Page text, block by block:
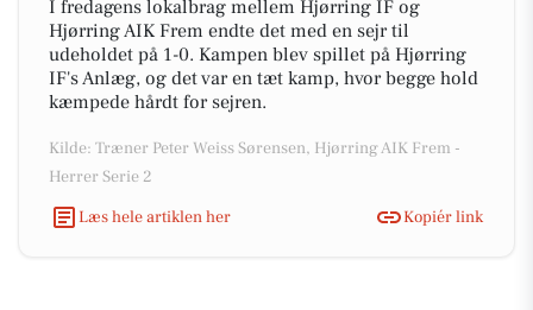
I fredagens lokalbrag mellem Hjørring IF og
Hjørring AIK Frem endte det med en sejr til
udeholdet på 1-0. Kampen blev spillet på Hjørring
IF's Anlæg, og det var en tæt kamp, hvor begge hold
kæmpede hårdt for sejren.
Kilde: Træner Peter Weiss Sørensen, Hjørring AIK Frem -
Herrer Serie 2
Læs hele artiklen her
Kopiér link